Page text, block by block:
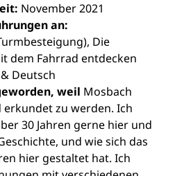
November 2021
an:
Die
dem Fahrrad entdecken
Deutsch
weil Mosbach
zu werden. Ich
30 Jahren gerne hier und
und wie sich das
hier gestaltet hat. Ich